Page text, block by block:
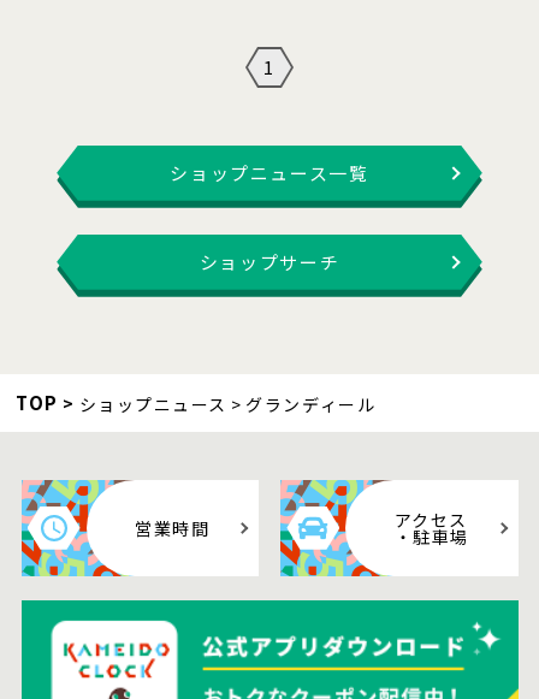
1
ショップニュース一覧
ショップサーチ
TOP ショップニュース グランディール
営業時間 アクセス
・駐車場